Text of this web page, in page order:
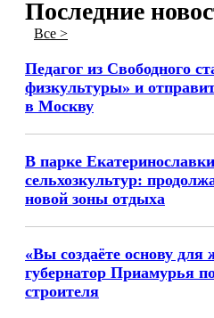
Последние
Все >
Педагог из Свободного
физкультуры» и
в Москву
В парке
сельхозкультур:
новой зоны отдыха
«Вы создаёте основу для
губернатор Приамурья
строителя